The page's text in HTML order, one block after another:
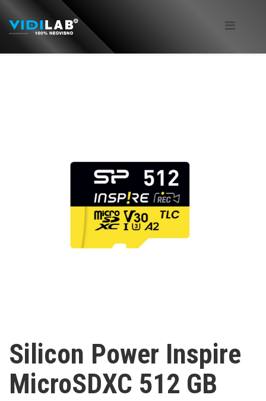
Silicon Power Inspire
MicroSDXC 512 GB